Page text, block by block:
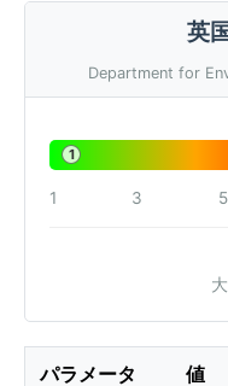
英
Department for
1
1 3 5
パラメータ 値